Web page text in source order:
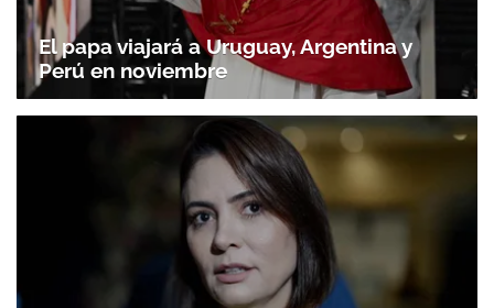
El papa viajará a Uruguay, Argentina y
Perú en noviembre